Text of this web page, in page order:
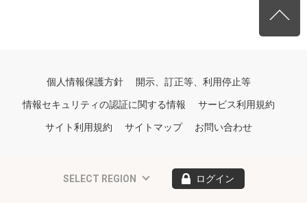
個人情報保護方針 開示、訂正等、利用停止等
情報セキュリティの認証に関する情報 サービス利用規約
サイト利用規約 サイトマップ お問い合わせ
SELECT REGION ログイン